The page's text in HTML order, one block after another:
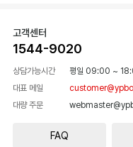
고객센터
1544-9020
상담가능시간 평일 09:00 ~
대표 메일
대량 주문
FAQ